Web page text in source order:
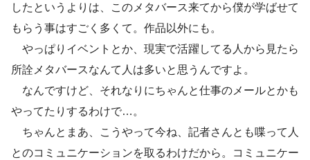
したというよりは、このメタバース来てから僕が学ばせて
もらう事はすごく多くて。作品以外にも。
やっぱりイベントとか、現実で活躍してる人から見たら
所詮メタバースなんて人は多いと思うんですよ。
なんですけど、それなりにちゃんと仕事のメールとかも
やってたりするわけで…。
ちゃんとまあ、こうやって今ね、記者さんとも喋って人
とのコミュニケーションを取るわけだから。コミュニケー